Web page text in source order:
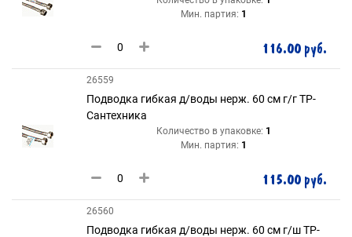
Мин. партия: 1
116.00 руб.
26559
Подводка гибкая д/воды нерж. 60 см г/г ТР-
Сантехника
Количество в упаковке: 1
Мин. партия: 1
115.00 руб.
26560
Подводка гибкая д/воды нерж. 60 см г/ш ТР-